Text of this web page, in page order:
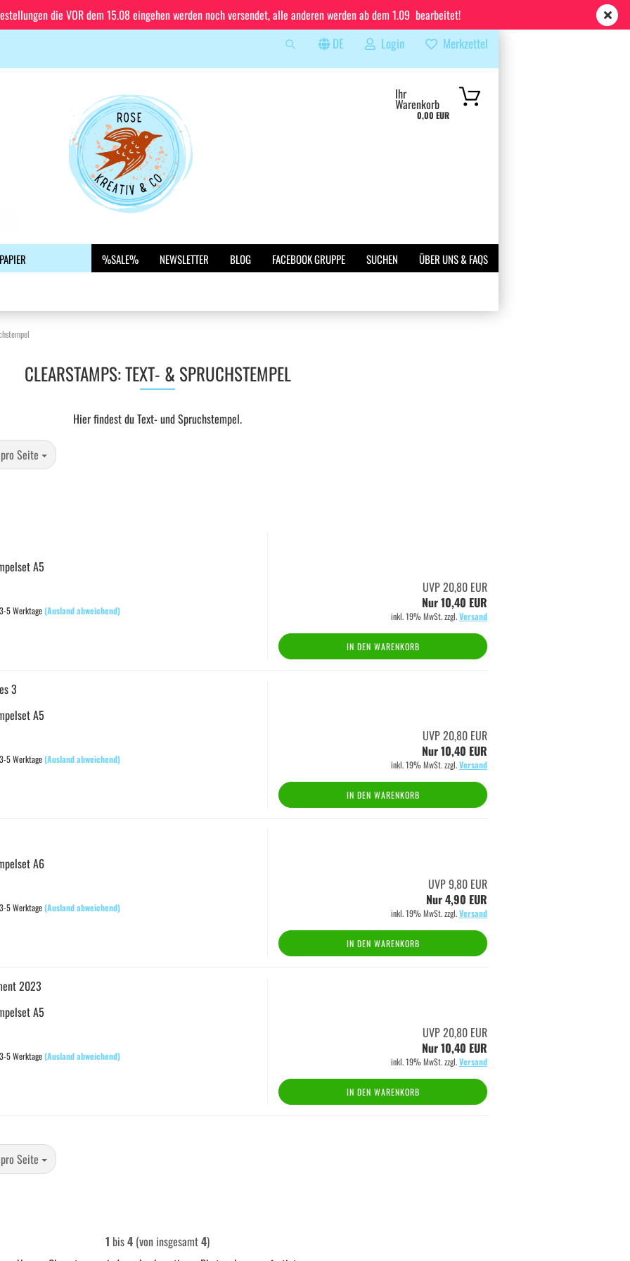
DE
Lieferland
Login
Konto erstellen
Merkzettel
Ihr
Warenkorb
0,00 EUR
die VOR dem 15.08 eingehen werden noch versendet, alle anderen werden ab dem 1.09 bearbeitet!
PAPIER %SALE% NEWSLETTER BLOG FACEBOOK GRUPPE SUCHEN ÜBER UNS & FAQS
CLEARSTAMPS: TEXT- & SPRUCHSTEMPEL
Hier findest du Text- und Spruchstempel.
Seite
Seite
A5
5 Werktage(Ausland abweichend)
UVP 20,80 EUR
Nur 10,40 EUR
inkl. 19% MwSt. zzgl.Versand
IN DEN WARENKORB
3
A5
5 Werktage(Ausland abweichend)
UVP 20,80 EUR
Nur 10,40 EUR
inkl. 19% MwSt. zzgl.Versand
IN DEN WARENKORB
A6
5 Werktage(Ausland abweichend)
UVP 9,80 EUR
Nur 4,90 EUR
inkl. 19% MwSt. zzgl.Versand
IN DEN WARENKORB
2023
A5
5 Werktage(Ausland abweichend)
UVP 20,80 EUR
Nur 10,40 EUR
inkl. 19% MwSt. zzgl.Versand
IN DEN WARENKORB
Seite
Seite
1 bis4 (von insgesamt4)